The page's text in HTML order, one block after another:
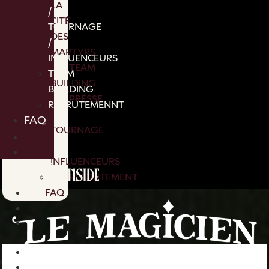
LA
CITÉ
DES
MARTYRS
TEAM
BUILDING
PRESSE
TOURNAGE
INFLUENCEURS
RECRUTEMENT
FAQ
/
TOURNAGE
/
INFLUENCEURS
TEAM
BUILDING
RECRUTEMENNT
FAQ